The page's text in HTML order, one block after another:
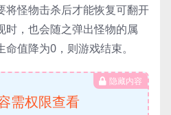
将怪物击杀后才能恢复可翻开
时，也会随之弹出怪物的属
值降为0，则游戏结束。
隐藏内容
需权限查看